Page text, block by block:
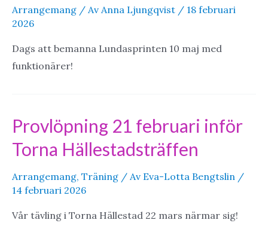
Arrangemang / Av Anna Ljungqvist / 18 februari
2026
Dags att bemanna Lundasprinten 10 maj med
funktionärer!
Provlöpning 21 februari inför
Torna Hällestadsträffen
Arrangemang, Träning / Av Eva-Lotta Bengtslin /
14 februari 2026
Vår tävling i Torna Hällestad 22 mars närmar sig!